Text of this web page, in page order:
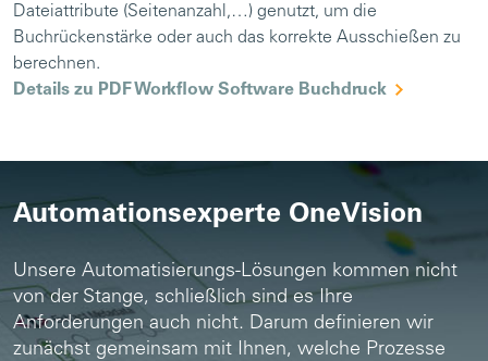
Dateiattribute (Seitenanzahl,…) genutzt, um die
Buchrückenstärke oder auch das korrekte Ausschießen zu
berechnen.
Details zu PDF Workflow Software Buchdruck
Automationsexperte OneVision
Unsere Automatisierungs-Lösungen kommen nicht
von der Stange, schließlich sind es Ihre
Anforderungen auch nicht. Darum definieren wir
zunächst gemeinsam mit Ihnen, welche Prozesse